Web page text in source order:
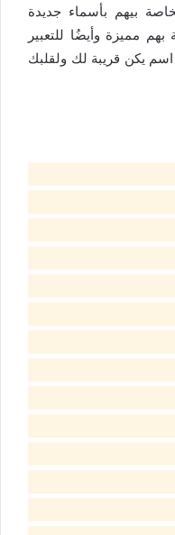
بيهم بأسماء جديدة
مميزة وأيضُا للتعبير
يكن قريبة لك ولقلبك